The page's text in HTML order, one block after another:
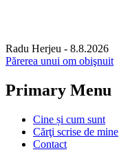
Radu Herjeu - 8.8.2026
Părerea unui om obişnuit
Primary Menu
Skip
content
Cine și cum sunt
Cărţi scrise de mine
Contact